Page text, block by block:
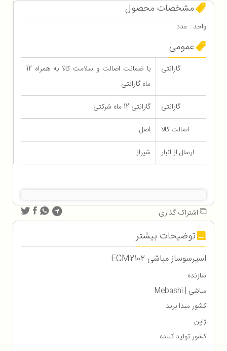
مشخصات محصول
واحد : عدد
عمومی
گارانتی
با ضمانت اصالت و سلامت کالا به همراه 12
ماه گارانتی
گارانتی
گارانتی 12 ماه شرکتی
اصالت کالا
اصل
ارسال از انبار
شیراز
اشتراک گذاری
توضیحات بیشتر
اسپرسوساز مباشی ECM2102
سازنده
مباشی | Mebashi
کشور مبدا برند
ژاپن
کشور تولید کننده